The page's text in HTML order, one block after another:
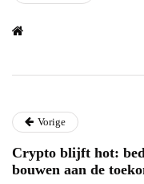
Vorige
Crypto blijft hot:
bouwen aan de